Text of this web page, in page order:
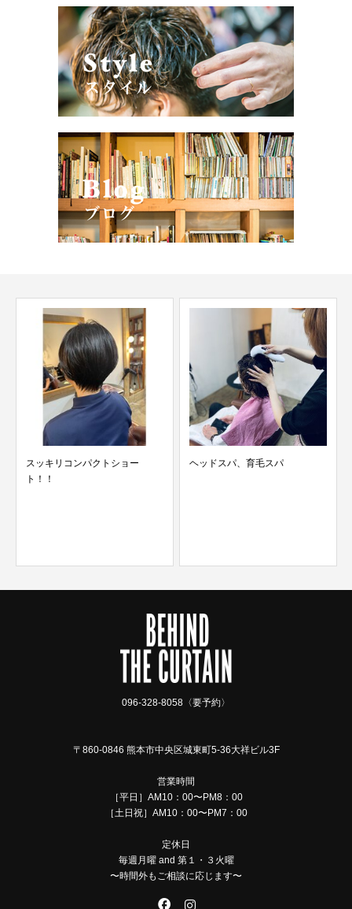
スッキリコンパクトショー
ト！！
ヘッドスパ、育毛スパ
096-328-8058〈要予約〉
〒860-0846 熊本市中央区城東町5-36大祥ビル3F
営業時間
［平日］AM10：00〜PM8：00
［土日祝］AM10：00〜PM7：00
定休日
毎週月曜 and 第１・３火曜
〜時間外もご相談に応じます〜